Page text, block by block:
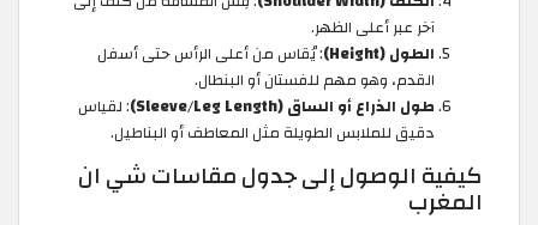
آخر عبر أعلى الظهر.
الطول (Height)
: يُقاس من أعلى الرأس حتى أسفل
القدم، وهو مهم للفستان أو البنطال.
طول الذراع أو الساق (Sleeve/Leg Length)
: لقياس
دقيق للملابس الطويلة مثل المعاطف أو البناطيل.
كيفية الوصول إلى جدول مقاسات شي ان
المغرب